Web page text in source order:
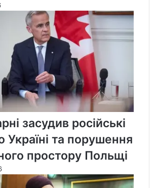
засудив російські
Україні та порушення
простору Польщі